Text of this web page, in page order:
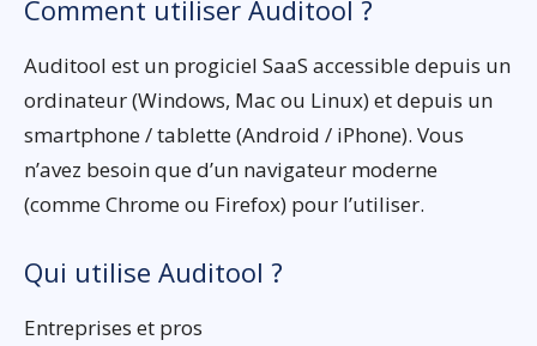
Comment utiliser Auditool ?
Auditool est un progiciel SaaS accessible depuis un
ordinateur (Windows, Mac ou Linux) et depuis un
smartphone / tablette (Android / iPhone). Vous
n’avez besoin que d’un navigateur moderne
(comme Chrome ou Firefox) pour l’utiliser.
Qui utilise Auditool ?
Entreprises et pros